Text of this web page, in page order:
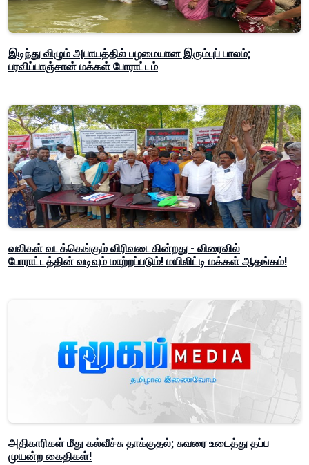
இடிந்து விழும் அபாயத்தில் பழமையான இரும்புப் பாலம்;
பரவிப்பாஞ்சான் மக்கள் போராட்டம்
வலிகள் வடக்கெங்கும் விரிவடைகின்றது - விரைவில்
போராட்டத்தின் வடிவும் மாற்றப்படும்! மயிலிட்டி மக்கள் ஆதங்கம்!
அதிகாரிகள் மீது கல்வீச்சு தாக்குதல்; சுவரை உடைத்து தப்ப
முயன்ற கைதிகள்!